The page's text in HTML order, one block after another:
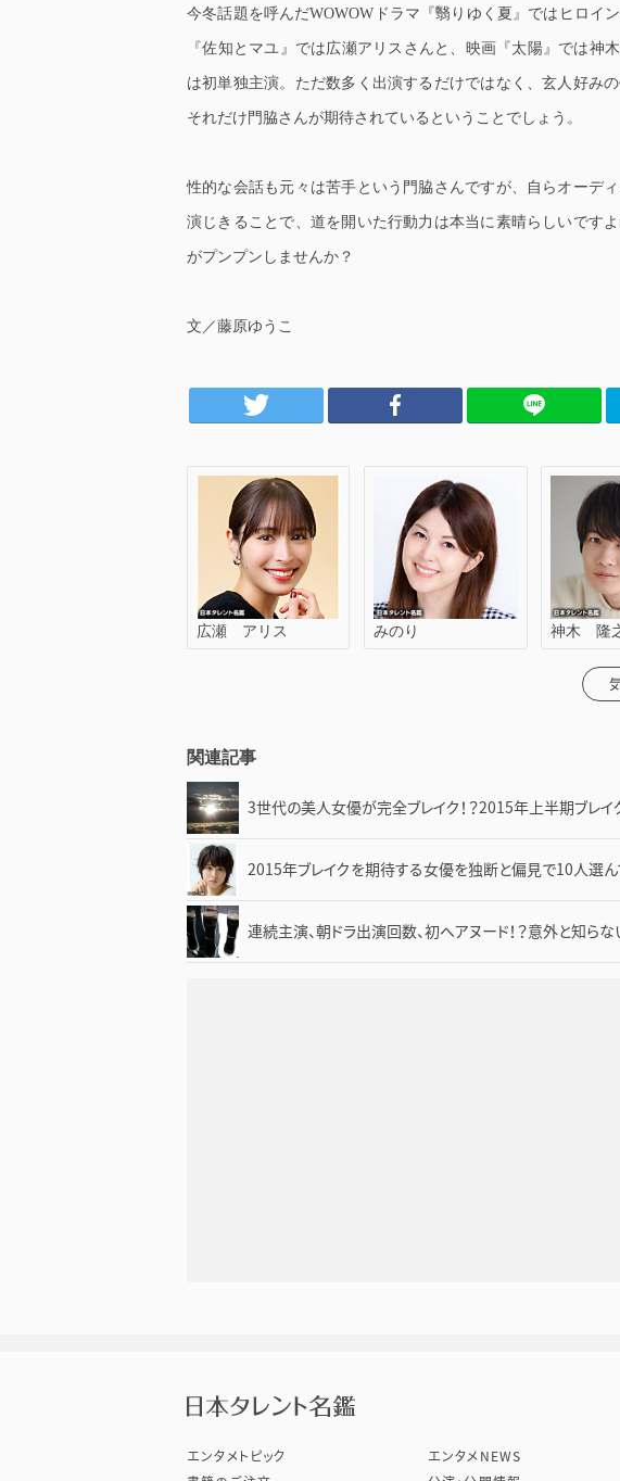
今冬話題を呼んだWOWOWドラマ『翳りゆく夏』ではヒロイ
『佐知とマユ』では広瀬アリスさんと、映画『太陽』では神
は初単独主演。ただ数多く出演するだけではなく、玄人好み
それだけ門脇さんが期待されているということでしょう。
性的な会話も元々は苦手という門脇さんですが、自らオーデ
演じきることで、道を開いた行動力は本当に素晴らしいです
がプンプンしませんか？
文／藤原ゆうこ
Facebook
広瀬 アリス みのり 神木 隆
神木 隆之介
関連記事
3世代の美人女優が完全ブレイク！？2015年上半期ブレイ
2015年ブレイクを期待する女優を独断と偏見で10人選ん
連続主演、朝ドラ出演回数、初ヘアヌード！？意外と知らな
エンタメトピック
エンタメNEWS
株式会社 VIPタイムズ